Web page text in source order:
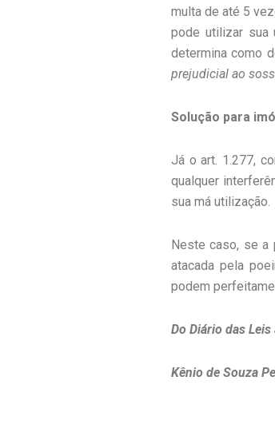
multa de até 5
pode utilizar sua
determina como
prejudicial ao
Solução para
Já o art. 1.277,
qualquer
sua má utilização.
Neste caso, se a
atacada pela
podem
Do Diário das
Kênio de Souza